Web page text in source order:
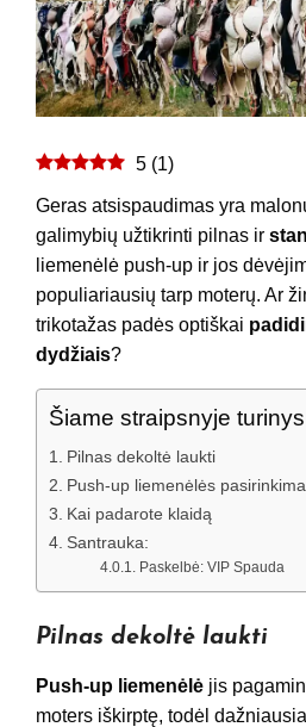
5 (1)
Geras atsispaudimas yra
galimybių užtikrinti pilnas ir
liemenėlė push-up ir jos
populiariausių tarp moterų. Ar
trikotažas padės optiškai
dydžiais?
Šiame straipsnyje
Pilnas dekoltė laukti
Push-up liemenėlės
Kai padarote klaidą
Santrauka:
Paskelbė: VIP Spauda
Pilnas dekoltė laukti
Push-up liemenėlė jis
moters iškirptę, todėl